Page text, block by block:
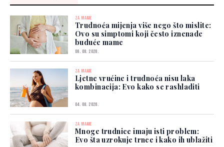
ZA MAME
Trudnoća mijenja više nego što mislite:
Ovo su simptomi koji često iznenade
buduće mame
06. 08. 2026.
ZA MAME
Ljetne vrućine i trudnoća nisu laka
kombinacija: Evo kako se rashladiti
04. 08. 2026.
ZA MAME
Mnoge trudnice imaju isti problem:
Evo šta uzrokuje trnce i kako ih ublažiti